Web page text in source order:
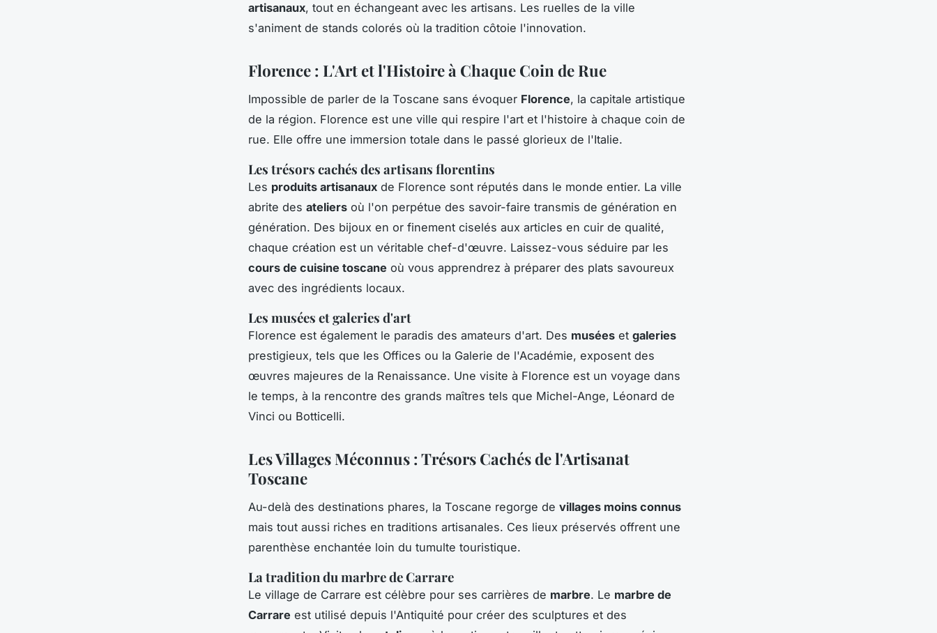
artisanaux, tout en échangeant avec les artisans. Les ruelles de la ville
s'animent de stands colorés où la tradition côtoie l'innovation.
Florence : L'Art et l'Histoire à Chaque Coin de Rue
Impossible de parler de la Toscane sans évoquer Florence, la capitale artistique
de la région. Florence est une ville qui respire l'art et l'histoire à chaque coin de
rue. Elle offre une immersion totale dans le passé glorieux de l'Italie.
Les trésors cachés des artisans florentins
Les produits artisanaux de Florence sont réputés dans le monde entier. La ville
abrite des ateliers où l'on perpétue des savoir-faire transmis de génération en
génération. Des bijoux en or finement ciselés aux articles en cuir de qualité,
chaque création est un véritable chef-d'œuvre. Laissez-vous séduire par les
cours de cuisine toscane où vous apprendrez à préparer des plats savoureux
avec des ingrédients locaux.
Les musées et galeries d'art
Florence est également le paradis des amateurs d'art. Des musées et galeries
prestigieux, tels que les Offices ou la Galerie de l'Académie, exposent des
œuvres majeures de la Renaissance. Une visite à Florence est un voyage dans
le temps, à la rencontre des grands maîtres tels que Michel-Ange, Léonard de
Vinci ou Botticelli.
Les Villages Méconnus : Trésors Cachés de l'Artisanat
Toscane
Au-delà des destinations phares, la Toscane regorge de villages moins connus
mais tout aussi riches en traditions artisanales. Ces lieux préservés offrent une
parenthèse enchantée loin du tumulte touristique.
La tradition du marbre de Carrare
Le village de Carrare est célèbre pour ses carrières de marbre. Le marbre de
Carrare est utilisé depuis l'Antiquité pour créer des sculptures et des